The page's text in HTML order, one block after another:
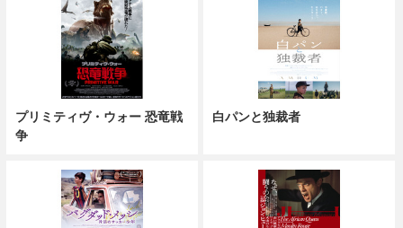
プリミティヴ・ウォー 恐竜戦
争
白パンと独裁者